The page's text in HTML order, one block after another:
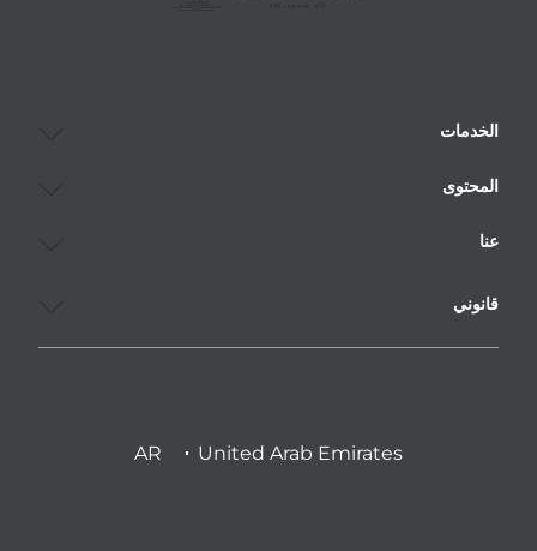
الخدمات
المحتوى
عنا
قانوني
United Arab Emirates
AR